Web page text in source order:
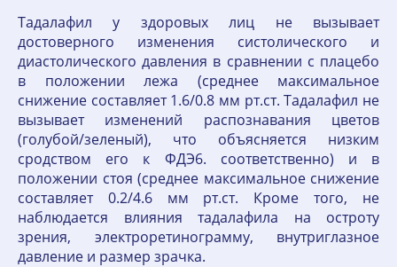
Тадалафил у здоровых лиц не вызывает
достоверного изменения систолического и
диастолического давления в сравнении с плацебо
в положении лежа (среднее максимальное
снижение составляет 1.6/0.8 мм рт.ст. Тадалафил не
вызывает изменений распознавания цветов
(голубой/зеленый), что объясняется низким
сродством его к ФДЭ6. соответственно) и в
положении стоя (среднее максимальное снижение
составляет 0.2/4.6 мм рт.ст. Кроме того, не
наблюдается влияния тадалафила на остроту
зрения, электроретинограмму, внутриглазное
давление и размер зрачка.